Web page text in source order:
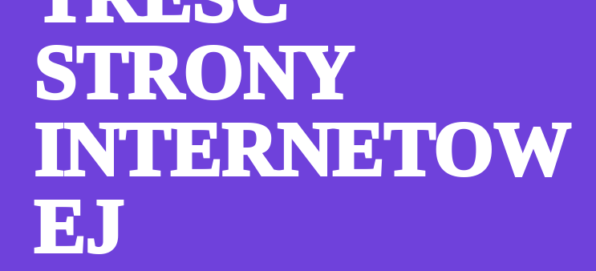
STRONY
INTERNETOW
EJ